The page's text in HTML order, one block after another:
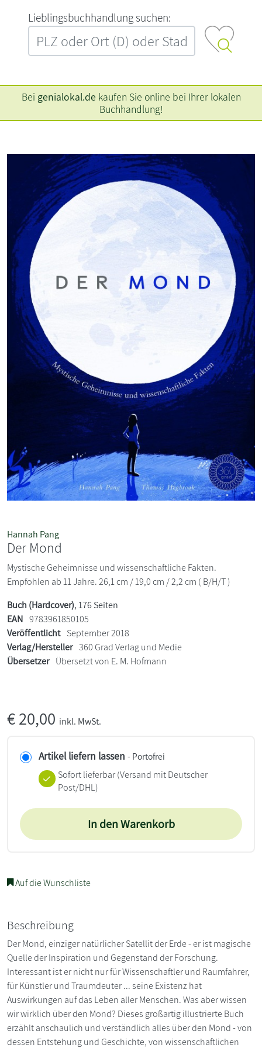
L‍i‍e‍b‍l‍i‍n‍g‍s‍b‍u‍c‍h‍h‍a‍n‍d‍l‍u‍n‍g‍ ‍s‍u‍c‍h‍e‍n‍:‍
Bei genialokal.de kaufen Sie online bei Ihrer lokalen
Buchhandlung!
Hannah Pang
Der Mond
Mystische Geheimnisse und wissenschaftliche Fakten.
Empfohlen ab 11 Jahre. 26,1 cm / 19,0 cm / 2,2 cm ( B/H/T )
Buch (Hardcover), 176 Seiten
EAN 9783961850105
Veröffentlicht September 2018
Verlag/Hersteller 360 Grad Verlag und Medie
Übersetzer Übersetzt von E. M. Hofmann
€20,00 inkl. MwSt.
Artikel liefern lassen - Portofrei
Sofort lieferbar(Versand mit Deutscher
Post/DHL)
In den Warenkorb
Auf die Wunschliste
Beschreibung
Der Mond, einziger natürlicher Satellit der Erde - er ist magische
Quelle der Inspiration und Gegenstand der Forschung.
Interessant ist er nicht nur für Wissenschaftler und Raumfahrer,
für Künstler und Traumdeuter ... seine Existenz hat
Auswirkungen auf das Leben aller Menschen. Was aber wissen
wir wirklich über den Mond? Dieses großartig illustrierte Buch
erzählt anschaulich und verständlich alles über den Mond - von
dessen Entstehung und Geschichte, von wissenschaftlichen